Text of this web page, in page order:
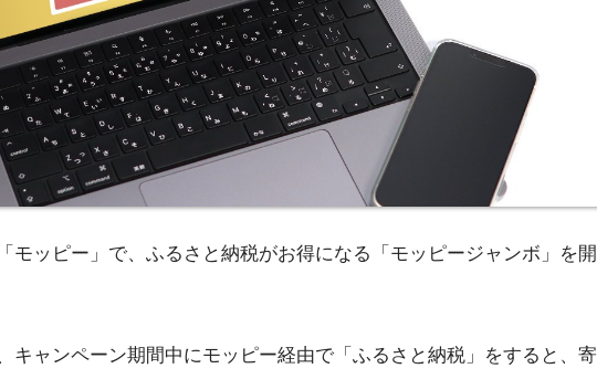
モッピー」で、ふるさと納税がお得になる「モッピージャンボ」を開
キャンペーン期間中にモッピー経由で「ふるさと納税」をすると、寄